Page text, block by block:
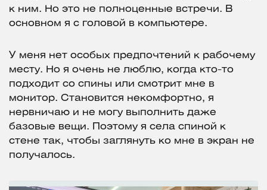
к ним. Но это не полноценные встречи. В
основном я с головой в компьютере.
У меня нет особых предпочтений к рабочему
месту. Но я очень не люблю, когда кто-то
подходит со спины или смотрит мне в
монитор. Становится некомфортно, я
нервничаю и не могу выполнить даже
базовые вещи. Поэтому я села спиной к
стене так, чтобы заглянуть ко мне в экран не
получалось.